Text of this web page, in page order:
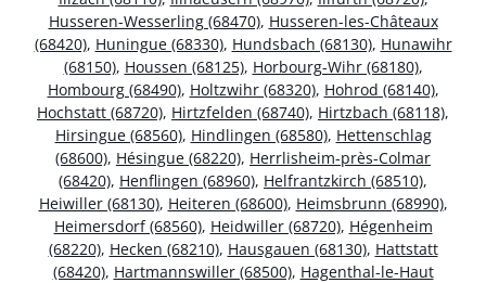
Husseren-Wesserling (68470), Husseren-les-Châteaux
(68420), Huningue (68330), Hundsbach (68130), Hunawihr
(68150), Houssen (68125), Horbourg-Wihr (68180),
Hombourg (68490), Holtzwihr (68320), Hohrod (68140),
Hochstatt (68720), Hirtzfelden (68740), Hirtzbach (68118),
Hirsingue (68560), Hindlingen (68580), Hettenschlag
(68600), Hésingue (68220), Herrlisheim-près-Colmar
(68420), Henflingen (68960), Helfrantzkirch (68510),
Heiwiller (68130), Heiteren (68600), Heimsbrunn (68990),
Heimersdorf (68560), Heidwiller (68720), Hégenheim
(68220), Hecken (68210), Hausgauen (68130), Hattstatt
(68420), Hartmannswiller (68500), Hagenthal-le-Haut